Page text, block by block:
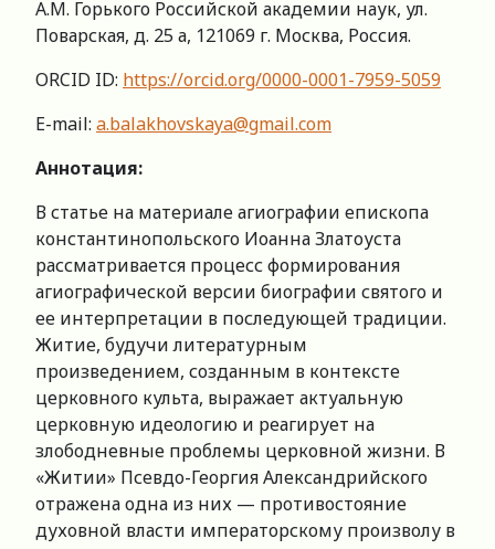
А.М. Горького Российской академии наук, ул.
Поварская, д. 25 а, 121069 г. Москва, Россия.
ORCID ID: https://orcid.org/0000-0001-7959-5059
E-mail: a.balakhovskaya@gmail.com
Аннотация:
В статье на материале агиографии епископа
константинопольского Иоанна Златоуста
рассматривается процесс формирования
агиографической версии биографии святого и
ее интерпретации в последующей традиции.
Житие, будучи литературным
произведением, созданным в контексте
церковного культа, выражает актуальную
церковную идеологию и реагирует на
злободневные проблемы церковной жизни. В
«Житии» Псевдо-Георгия Александрийского
отражена одна из них — противостояние
духовной власти императорскому произволу в